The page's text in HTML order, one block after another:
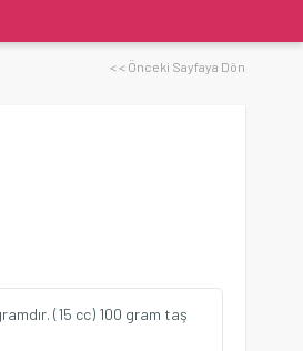
< < Önceki Sayfaya Dön
(15 cc) 100 gram taş